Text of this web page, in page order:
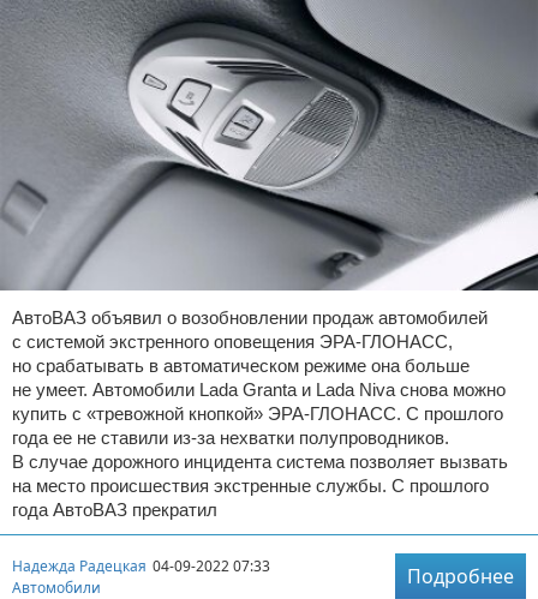
АвтоВАЗ объявил о возобновлении продаж автомобилей
с системой экстренного оповещения ЭРА-ГЛОНАСС,
но срабатывать в автоматическом режиме она больше
не умеет. Автомобили Lada Granta и Lada Niva снова можно
купить с «тревожной кнопкой» ЭРА-ГЛОНАСС. С прошлого
года ее не ставили из-за нехватки полупроводников.
В случае дорожного инцидента система позволяет вызвать
на место происшествия экстренные службы. С прошлого
года АвтоВАЗ прекратил
Надежда Радецкая 04-09-2022 07:33
Автомобили
Подробнее